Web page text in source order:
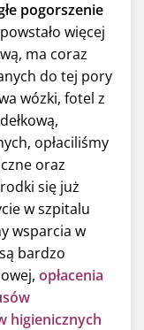
pogorszenie
więcej
ma coraz
do tej pory
wózki, fotel z
opłaciliśmy
oraz
się już
w szpitalu
wsparcia w
bardzo
opłacenia
higienicznych